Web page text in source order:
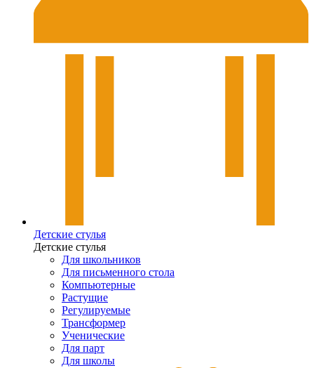
Детские стулья
Детские стулья
Для школьников
Для письменного стола
Компьютерные
Растущие
Регулируемые
Трансформер
Ученические
Для парт
Для школы